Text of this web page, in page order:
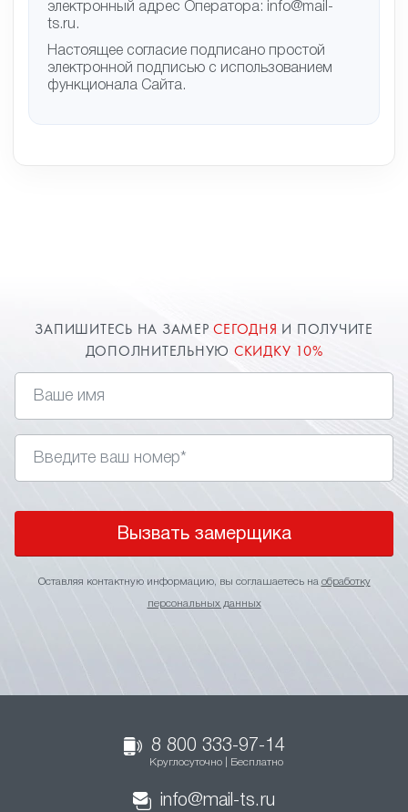
посредством электронной почты на
электронный адрес Оператора: info@mail-
ts.ru.
Настоящее согласие подписано простой
электронной подписью с использованием
ЗАПИШИТЕСЬ НА ЗАМЕРСЕГОДНЯ
И ПОЛУЧИТЕ ДОПОЛНИТЕЛЬНУЮСКИДКУ 10%
Вызвать замерщика
8 800 333-97-14